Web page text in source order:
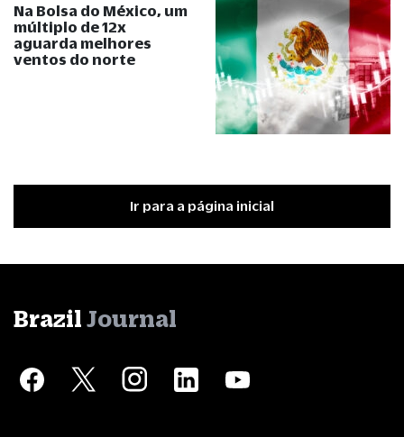
Na Bolsa do México, um
múltiplo de 12x
aguarda melhores
ventos do norte
Ir para a página inicial
Brazil Journal